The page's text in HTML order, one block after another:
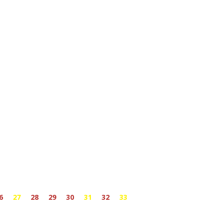
27 28 29 30 31 32 33